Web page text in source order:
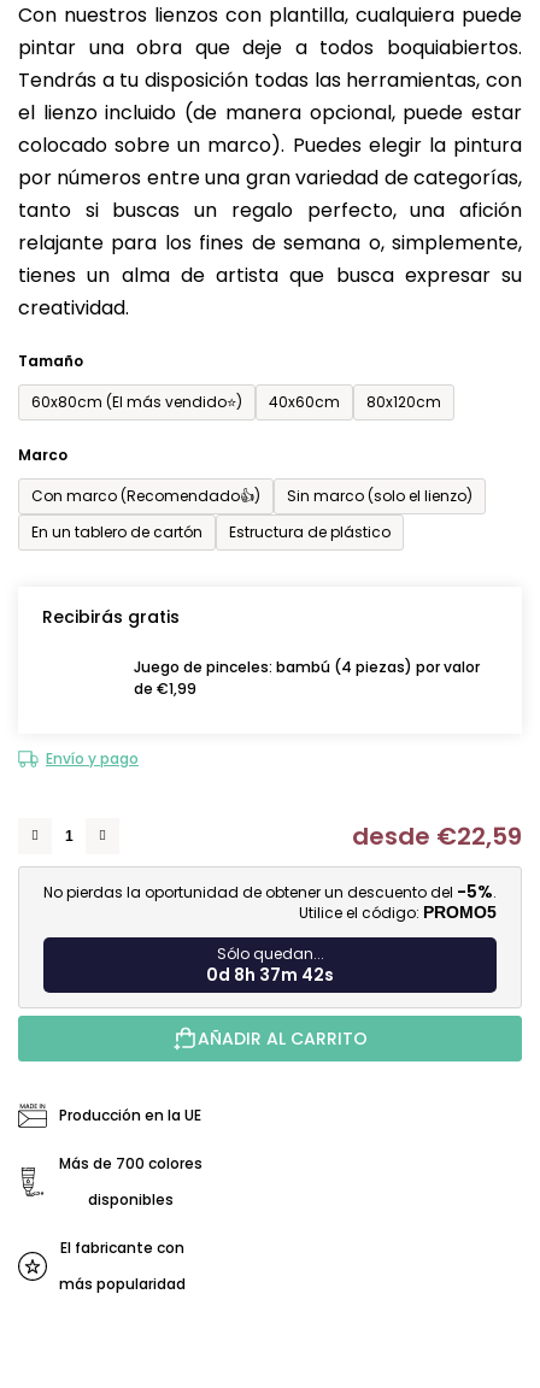
Con nuestros lienzos con plantilla, cualquiera puede
pintar una obra que deje a todos boquiabiertos.
Tendrás a tu disposición todas las herramientas, con
el lienzo incluido (de manera opcional, puede estar
colocado sobre un marco). Puedes elegir la pintura
por números entre una gran variedad de categorías,
tanto si buscas un regalo perfecto, una afición
relajante para los fines de semana o, simplemente,
tienes un alma de artista que busca expresar su
creatividad.
Tamaño
60x80cm (El más vendido⭐)
40x60cm 80x120cm
Marco
Con marco (Recomendado👍)
Sin marco (solo el lienzo)
En un tablero de cartón
Estructura de plástico
Recibirás gratis
Juego de pinceles: bambú (4 piezas) por valor
de €1,99
Envío y pago
desde €22,59
No pierdas la oportunidad de obtener un descuento del -5%.
Utilice el código: PROMO5
Sólo quedan...
0d 8h 37m 42s
AÑADIR AL CARRITO
Producción en la UE
Más de 700 colores
disponibles
El fabricante con
más popularidad
producto
es
de
0,0
sobre
5
estrellas.